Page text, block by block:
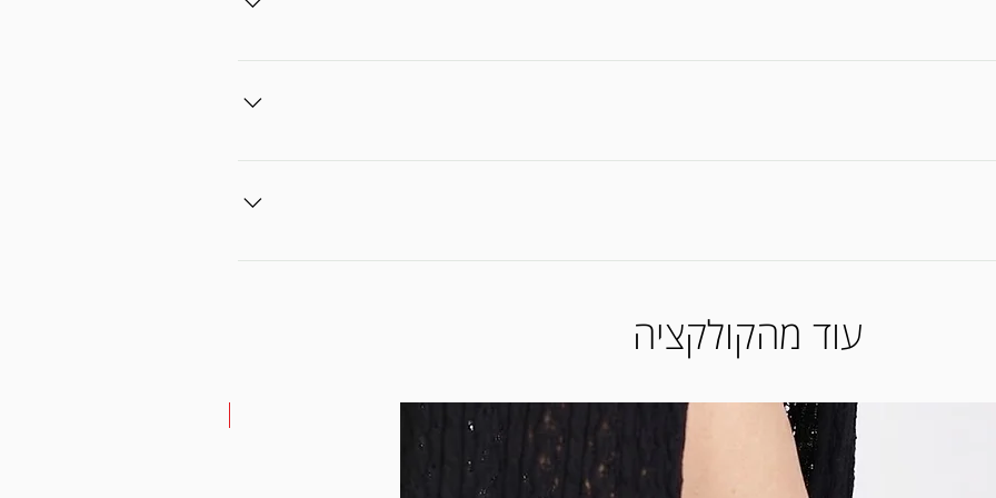
משלוחים חינם מקנייה של 299 ש"ח * משלוח בחינם עד פתח הבית מקנייה של 299 ש"ח ומעלה * משלוח עד 299 ש"ח בעלות של 15 ש"ח * זמן
* ניתן להחליף את המוצר שרכשת תוך 14 ימים מיום קבלתו אלייך. * ניתן להחליף את המוצר עם שליח שלנו בעלות של 25 ש"ח. * ניתן להחליף את
לא מרוצה מהמוצר שרכשת? * ניתן להחזיר את המוצר עד 10 ימים רגילים עם שליח שלנו בעלות של 30 ש"ח בתיאום מראש (תשלום יועבר בביט). * צרי
עסקים מיום קבלת המוצר בסניף)עוד מהקולקציה